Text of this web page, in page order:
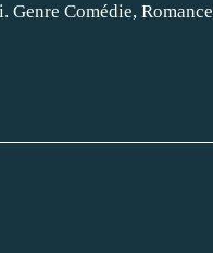
Comédie, Romance